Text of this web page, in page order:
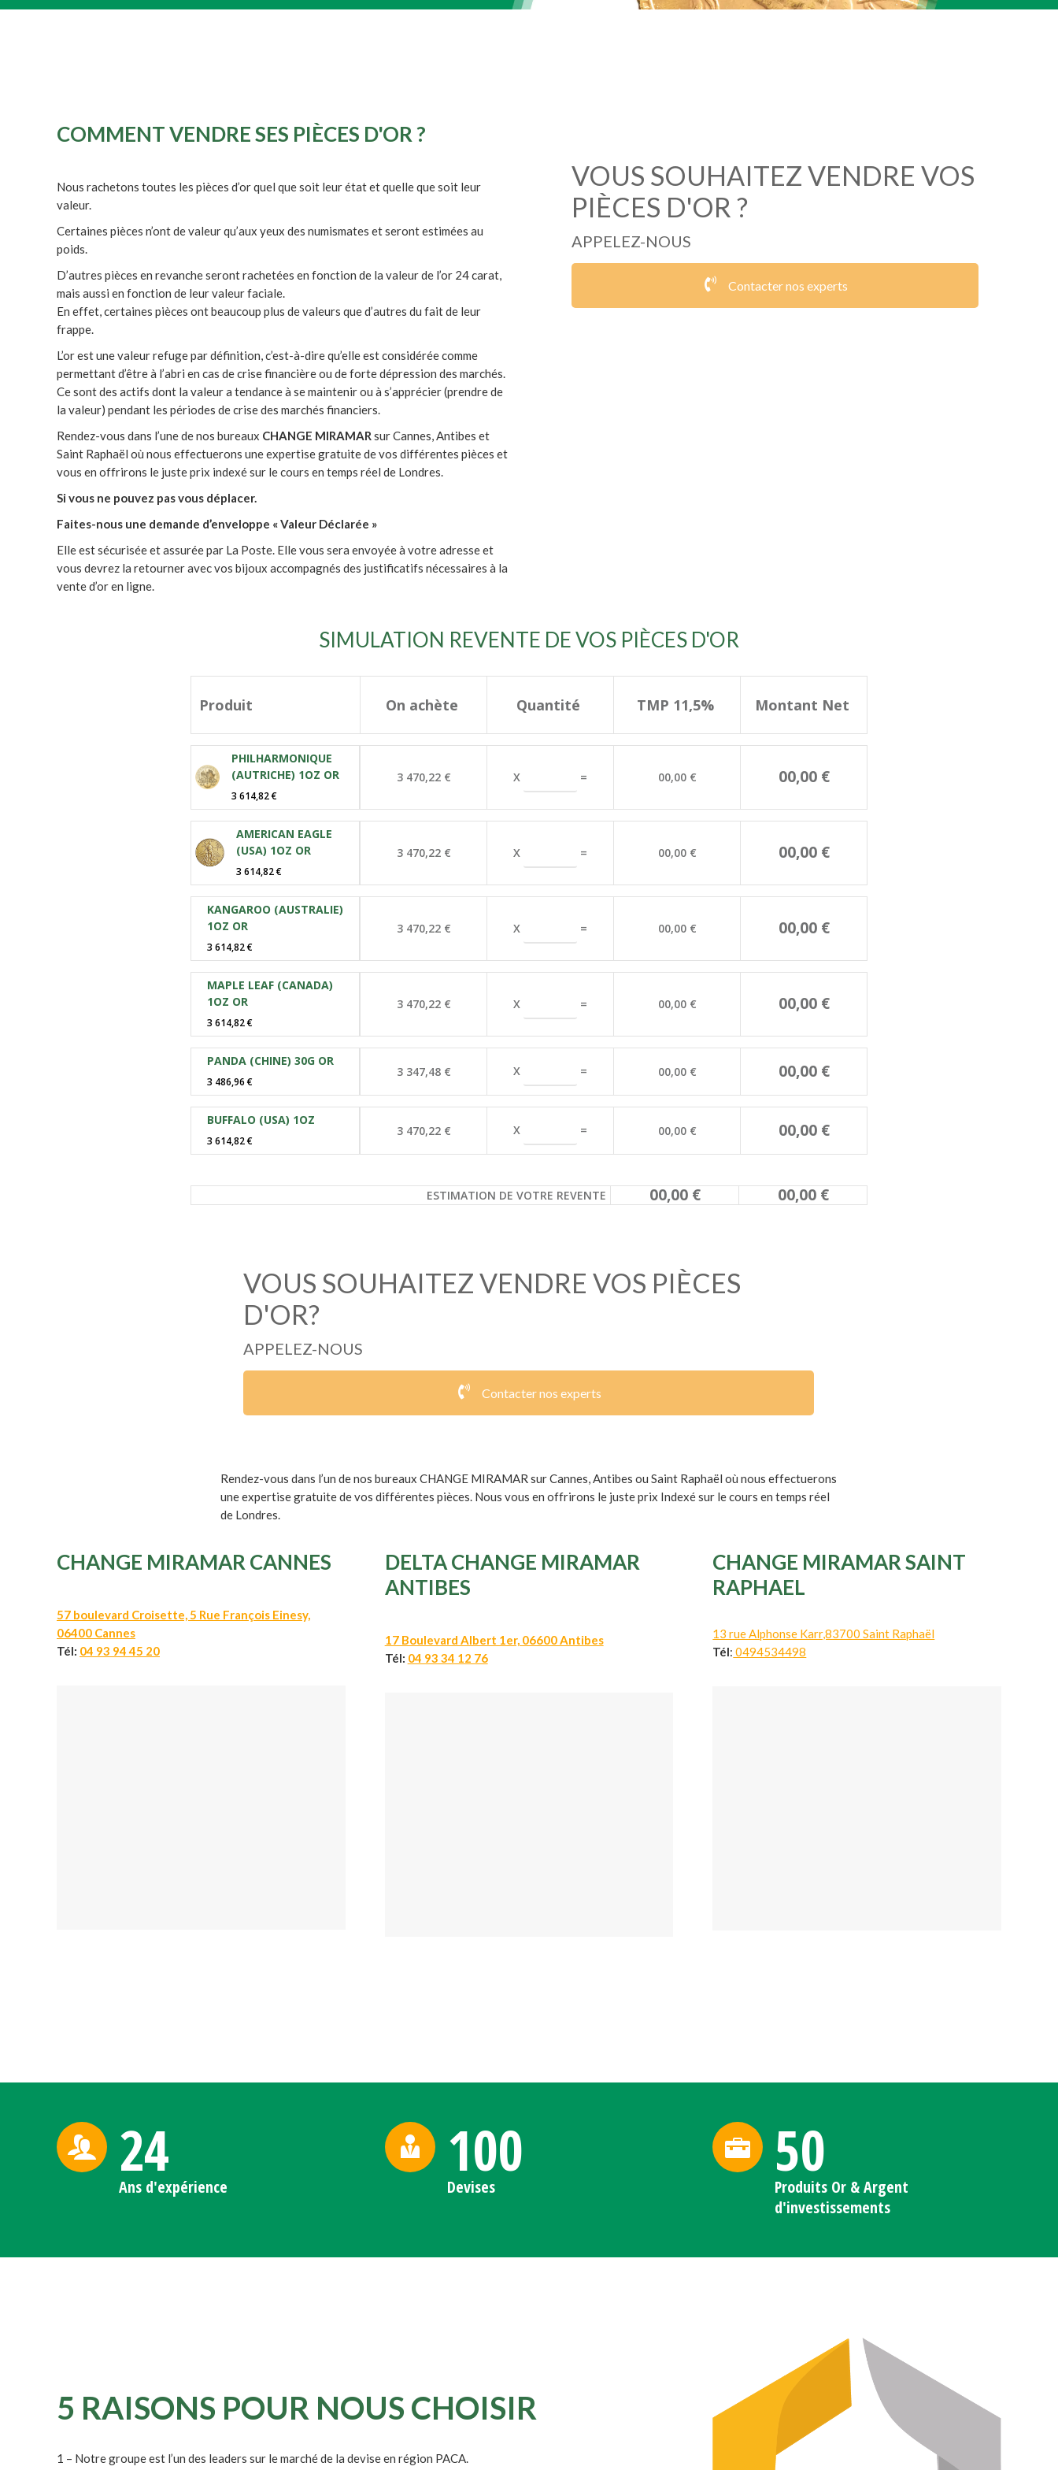
COMMENT VENDRE SES PIÈCES D'OR ?
Nous rachetons toutes les pièces d’or quel que soit leur état et quelle que soit leur
valeur.
Certaines pièces n’ont de valeur qu’aux yeux des numismates et seront estimées au
poids.
D’autres pièces en revanche seront rachetées en fonction de la valeur de l’or 24 carat,
mais aussi en fonction de leur valeur faciale.
En effet, certaines pièces ont beaucoup plus de valeurs que d’autres du fait de leur
frappe.
L’or est une valeur refuge par définition, c’est-à-dire qu’elle est considérée comme
permettant d’être à l’abri en cas de crise financière ou de forte dépression des marchés.
Ce sont des actifs dont la valeur a tendance à se maintenir ou à s’apprécier (prendre de
la valeur) pendant les périodes de crise des marchés financiers.
Rendez-vous dans l’une de nos bureaux CHANGE MIRAMARsur Cannes, Antibes et
Saint Raphaël où nous effectuerons une expertise gratuite de vos différentes pièces et
vous en offrirons le juste prix indexé sur le cours en temps réel de Londres.
Si vous ne pouvez pas vous déplacer.
Faites-nous une demande d’enveloppe « Valeur Déclarée »
Elle est sécurisée et assurée par La Poste. Elle vous sera envoyée à votre adresse et
vous devrez la retourner avec vos bijoux accompagnés des justificatifs nécessaires à la
vente d’or en ligne.
VOUS SOUHAITEZ VENDRE VOS
PIÈCES D'OR ?
APPELEZ-NOUS
Contacter nos experts
SIMULATION REVENTE DE VOS PIÈCES D'OR
Produit On achète Quantité TMP 11,5% Montant Net
PHILHARMONIQUE
(AUTRICHE) 1OZ OR
3 614,82 €
3 470,22 € X = 00,00 € 00,00 €
AMERICAN EAGLE
(USA) 1OZ OR
3 614,82 €
3 470,22 € X = 00,00 € 00,00 €
KANGAROO (AUSTRALIE)
1OZ OR
3 614,82 €
3 470,22 € X = 00,00 € 00,00 €
MAPLE LEAF (CANADA)
1OZ OR
3 614,82 €
3 470,22 € X = 00,00 € 00,00 €
PANDA (CHINE) 30G OR
3 486,96 €
3 347,48 € X = 00,00 € 00,00 €
BUFFALO (USA) 1OZ
3 614,82 €
3 470,22 € X = 00,00 € 00,00 €
ESTIMATION DE VOTRE REVENTE 00,00 € 00,00 €
VOUS SOUHAITEZ VENDRE VOS PIÈCES
D'OR?
APPELEZ-NOUS
Contacter nos experts
Rendez-vous dans l’un de nos bureaux CHANGE MIRAMAR sur Cannes, Antibes ou Saint Raphaël où nous effectuerons
une expertise gratuite de vos différentes pièces. Nous vous en offrirons le juste prix Indexé sur le cours en temps réel
de Londres.
CHANGE MIRAMAR CANNES
57 boulevard Croisette, 5 Rue François Einesy,
06400 Cannes
Tél: 04 93 94 45 20
DELTA CHANGE MIRAMAR
ANTIBES
17 Boulevard Albert 1er, 06600 Antibes
Tél: 04 93 34 12 76
CHANGE MIRAMAR SAINT
RAPHAEL
13 rue Alphonse Karr,83700 Saint Raphaël
Tél: 0494534498
24
Ans d'expérience 100
Devises 50
Produits Or & Argent
d'investissements
5 RAISONS POUR NOUS CHOISIR
1 – Notre groupe est l’un des leaders sur le marché de la devise en région PACA.